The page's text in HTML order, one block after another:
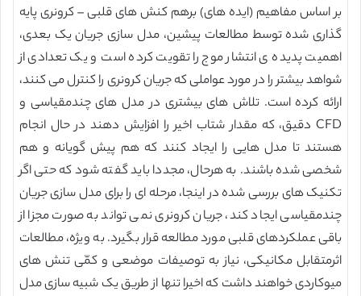
بر اساس مفاهیم (ایده های) برهم کنش های قلبی – کرونری پایه
گذاری شده توسط مطالعات پیشین، مدل سازی جریان یک بعدی،
اهمیت پدیده ی انتشار موج را تقویت کرده است و یک تعدادی از
شواهد بیشتر را در مورد عواملی که جریان کرونری را کنترل می کنند،
ارائه کرده است. تلاش های بیشتری در مدل های چندمقیاسی و
CFD دقیق، که مقدار شتاب اخیر را افزایش دهند در حال انجام
هستند تا مدل هایی را ایجاد کنند که هم پیش گویانه و هم
شخصی شده باشند. به هرحال، مجددا باید گفته شود که حتی اگر
تکنیک های بررسی شده در اینجا، مرحله ای را برای مدل سازی جریان
چندمقیاسی ایجاد کند، جریان کرونری نمی تواند به صورت مجزا از
باقی عملکردهای قلبی مورد مطالعه قرار بگیرد. به ویژه، مطالعات
اثرمتقابل مکانیکی، نیاز به توصیفات موضعی و کمّی تنش های
میوکاردی خواهند داشت که اخیرا تنها از طریق یک شبیه سازی مدل